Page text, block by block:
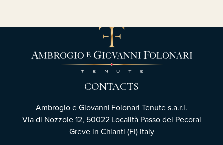
CONTACTS
Ambrogio e Giovanni Folonari Tenute s.a.r.l.
Via di Nozzole 12, 50022 Località Passo dei Pecorai
Greve in Chianti (FI) Italy